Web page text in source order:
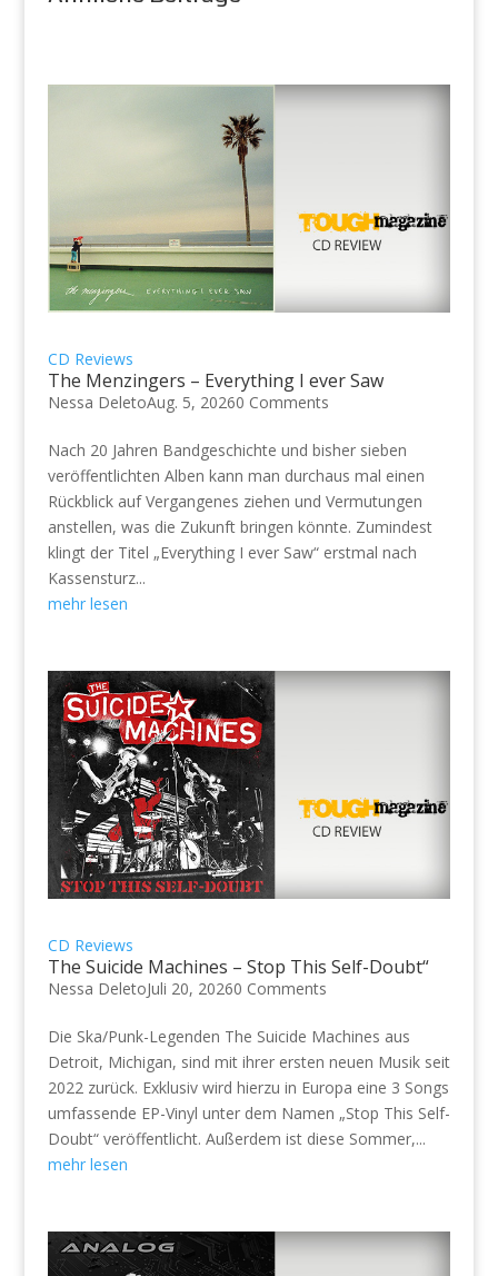
CD Reviews
The Menzingers – Everything I ever Saw
Nessa DeletoAug. 5, 20260 Comments
Nach 20 Jahren Bandgeschichte und bisher sieben
veröffentlichten Alben kann man durchaus mal einen
Rückblick auf Vergangenes ziehen und Vermutungen
anstellen, was die Zukunft bringen könnte. Zumindest
klingt der Titel „Everything I ever Saw“ erstmal nach
Kassensturz...
mehr lesen
CD Reviews
The Suicide Machines – Stop This Self-Doubt“
Nessa DeletoJuli 20, 20260 Comments
Die Ska/Punk-Legenden The Suicide Machines aus
Detroit, Michigan, sind mit ihrer ersten neuen Musik seit
2022 zurück. Exklusiv wird hierzu in Europa eine 3 Songs
umfassende EP-Vinyl unter dem Namen „Stop This Self-
Doubt“ veröffentlicht. Außerdem ist diese Sommer,...
mehr lesen